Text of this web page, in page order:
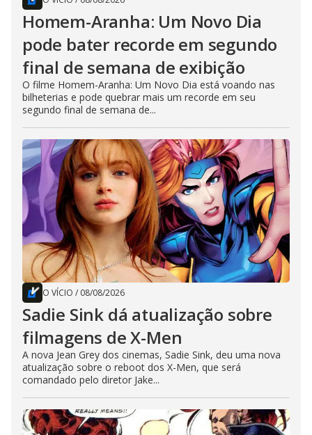
Homem-Aranha: Um Novo Dia
pode bater recorde em segundo
final de semana de exibição
O filme Homem-Aranha: Um Novo Dia está voando nas
bilheterias e pode quebrar mais um recorde em seu
segundo final de semana de...
O VÍCIO / 08/08/2026
Sadie Sink dá atualização sobre
filmagens de X-Men
A nova Jean Grey dos cinemas, Sadie Sink, deu uma nova
atualização sobre o reboot dos X-Men, que será
comandado pelo diretor Jake...